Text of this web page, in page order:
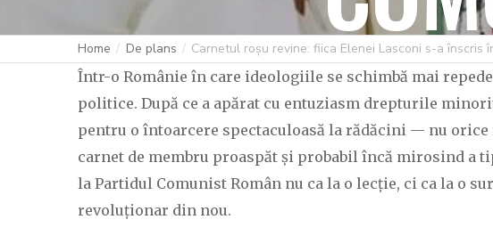
C
Home De plans Carnetul roșu revine: fiica Elenei Lasconi s-a
Într-o Românie în care ideologiile se schimbă mai
politice. După ce a apărat cu entuziasm drepturile
pentru o întoarcere spectaculoasă la rădăcini — nu
carnet de membru proaspăt și probabil încă mirosind a
la Partidul Comunist Român nu ca la o lecție, ci ca la o
revoluționar din nou.